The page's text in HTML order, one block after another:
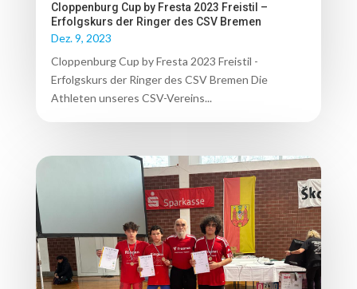
Cloppenburg Cup by Fresta 2023 Freistil –
Erfolgskurs der Ringer des CSV Bremen
Dez. 9, 2023
Cloppenburg Cup by Fresta 2023 Freistil -
Erfolgskurs der Ringer des CSV Bremen Die
Athleten unseres CSV-Vereins...